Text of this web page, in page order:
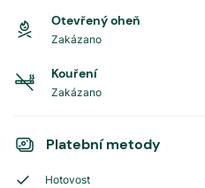
Otevřený oheň
Zakázano
Kouření
Zakázano
Platební metody
Hotovost